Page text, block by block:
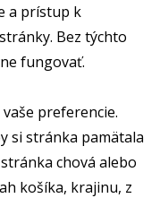
a prístup k
Bez týchto
fungovať.
preferencie.
si stránka pamätala
chová alebo
košíka, krajinu, z